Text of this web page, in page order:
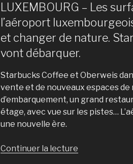
LUXEMBOURG – Les
l’aéroport
et changer de nature.
vont débarquer.
Starbucks Coffee et Oberweis
vente et de nouveaux espaces de
d’embarquement, un grand
étage, avec vue sur les pistes…
une nouvelle ère.
Continuer la lecture